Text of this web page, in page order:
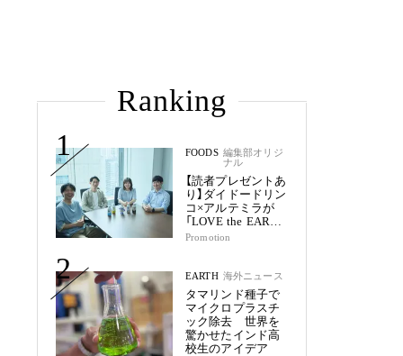
Ranking
1
FOODS 編集部オリジ
ナル
【読者プレゼントあ
り】ダイドードリン
コ×アルテミラが
「LOVE the EARTH
シリーズ」で目指す
Promotion
2 EARTH 海外ニュース
タマリンド種子で
マイクロプラスチ
ック除去 世界を
驚かせたインド高
校生のアイデア